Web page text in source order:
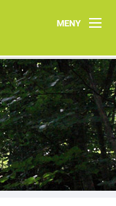
MENY
Hem
Om ÖN
Aktiviteter
ÖN tycker
på Öland